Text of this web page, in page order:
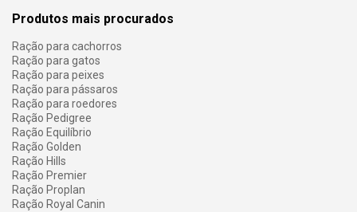
Produtos mais procurados
Ração para cachorros
Ração para gatos
Ração para peixes
Ração para pássaros
Ração para roedores
Ração Pedigree
Ração Equilíbrio
Ração Golden
Ração Hills
Ração Premier
Ração Proplan
Ração Royal Canin